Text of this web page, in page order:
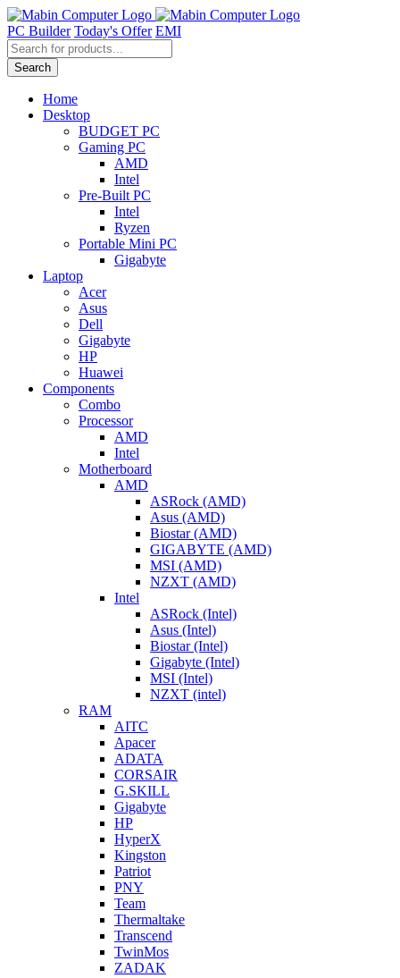
Skip
to
content
PC Builder Today's Offer EMI
Products
search
Search
Home
Desktop
BUDGET PC
Gaming PC
AMD
Intel
Pre-Built PC
Intel
Ryzen
Portable Mini PC
Gigabyte
Laptop
Acer
Asus
Dell
Gigabyte
HP
Huawei
Components
Combo
Processor
AMD
Intel
Motherboard
AMD
ASRock (AMD)
Asus (AMD)
Biostar (AMD)
GIGABYTE (AMD)
MSI (AMD)
NZXT (AMD)
Intel
ASRock (Intel)
Asus (Intel)
Biostar (Intel)
Gigabyte (Intel)
MSI (Intel)
NZXT (intel)
RAM
AITC
Apacer
ADATA
CORSAIR
G.SKILL
Gigabyte
HP
HyperX
Kingston
Patriot
PNY
Team
Thermaltake
Transcend
TwinMos
ZADAK